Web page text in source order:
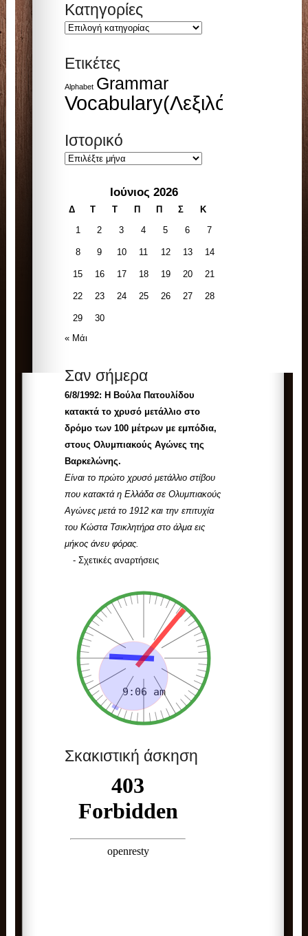
Kατηγορίες
Kατηγορίες
Ετικέτες
Alphabet Grammar
Vocabulary(Λεξιλόγιο)
Ιστορικό
Ιστορικό
Ιούνιος 2026
Δ Τ Τ Π Π Σ
Κ
1
2 3 4 5 6 7
8 9 10 11 12 13 14
15 16 17 18 19 20 21
22 23 24 25 26 27 28
29
30
« Μάι
Σαν σήμερα
6/8/1992: Η Βούλα Πατουλίδου
κατακτά το χρυσό μετάλλιο στο
δρόμο των 100 μέτρων με εμπόδια,
στους Ολυμπιακούς Αγώνες της
Βαρκελώνης.
Είναι το πρώτο χρυσό μετάλλιο στίβου
που κατακτά η Ελλάδα σε Ολυμπιακούς
Αγώνες μετά το 1912 και την επιτυχία
του Κώστα Τσικλητήρα στο άλμα εις
μήκος άνευ φόρας.
-Σχετικές αναρτήσεις
Σκακιστική άσκηση